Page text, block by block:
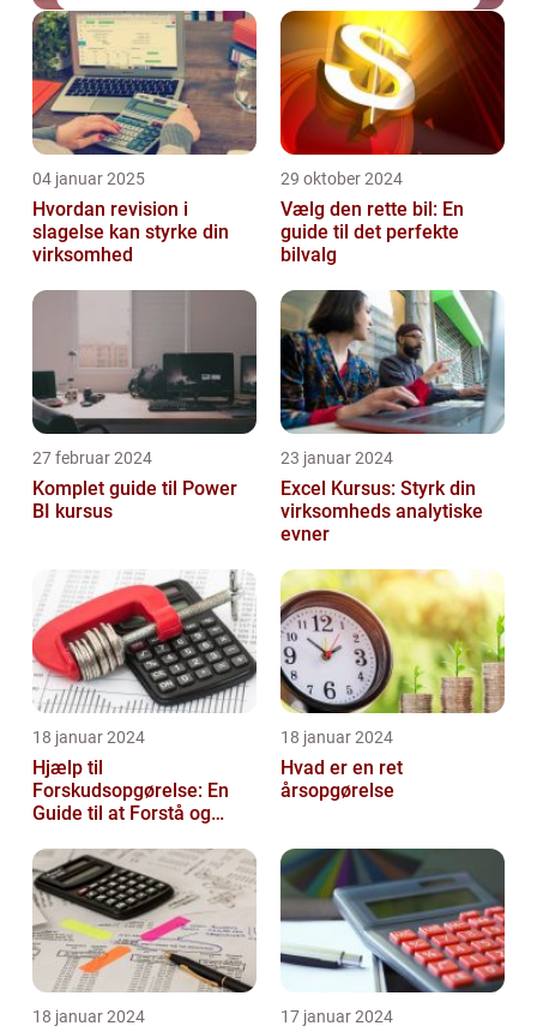
04 januar 2025
Hvordan revision i
slagelse kan styrke din
virksomhed
29 oktober 2024
Vælg den rette bil: En
guide til det perfekte
bilvalg
27 februar 2024
Komplet guide til Power
BI kursus
23 januar 2024
Excel Kursus: Styrk din
virksomheds analytiske
evner
18 januar 2024
Hjælp til
Forskudsopgørelse: En
Guide til at Forstå og
18 januar 2024
Hvad er en ret
årsopgørelse
18 januar 2024 17 januar 2024